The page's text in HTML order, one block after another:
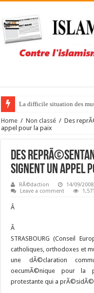
La difficile situation des
Home / Non classé / Des
appel pour la paix
Des
signent un appel
RÃ©daction 14/09/2008
Leave a comment
Â
Â
STRASBOURG (Conseil
catholiques, orthodoxes et
une dÃ©claration
oecumÃ©nique pour la
protestante qui a